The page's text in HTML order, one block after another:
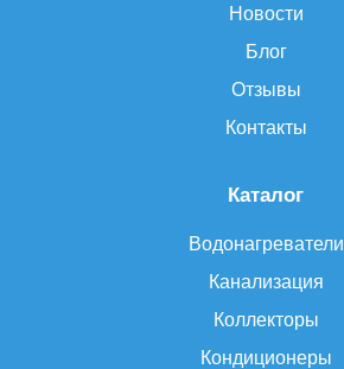
Каталог
Водонагреватели
Канализация
Коллекторы
Кондиционеры
Новости
Блог
Отзывы
Контакты